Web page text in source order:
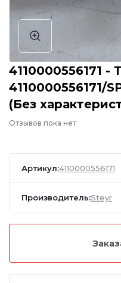
4110000556171 -
4110000556171/
(Без
Отзывов пока нет
Артикул:4110000556171
Производитель:Steyr